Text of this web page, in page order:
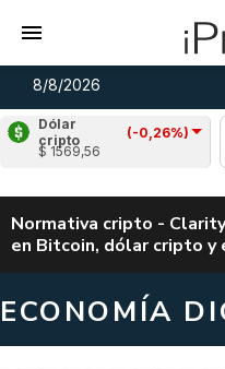
8/8/2026
Dólar
cripto
(-0,26%)
$ 1569,56
(-1,44%)
0,20
Normativa cripto -
en Bitcoin, dólar cripto y
ECONOMÍA